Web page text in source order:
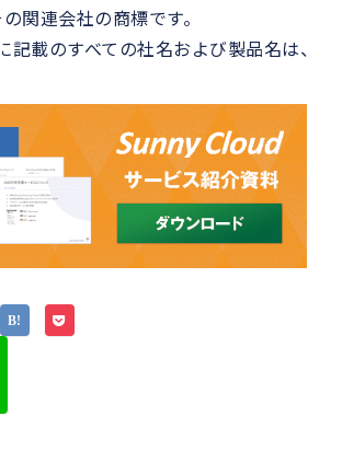
関連会社の商標です。
記載のすべての社名および製品名は、